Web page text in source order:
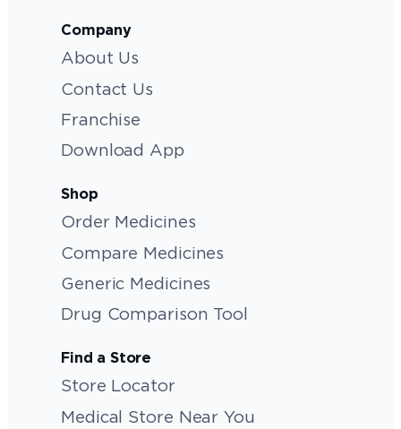
Company
About Us
Contact Us
Franchise
Download App
Shop
Order Medicines
Compare Medicines
Generic Medicines
Drug Comparison Tool
Find a Store
Store Locator
Medical Store Near You